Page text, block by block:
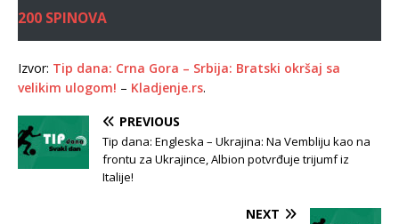
200 SPINOVA
Izvor: Tip dana: Crna Gora – Srbija: Bratski okršaj sa
velikim ulogom! – Kladjenje.rs.
PREVIOUS
Tip dana: Engleska – Ukrajina: Na Vembliju kao na
frontu za Ukrajince, Albion potvrđuje trijumf iz
Italije!
NEXT